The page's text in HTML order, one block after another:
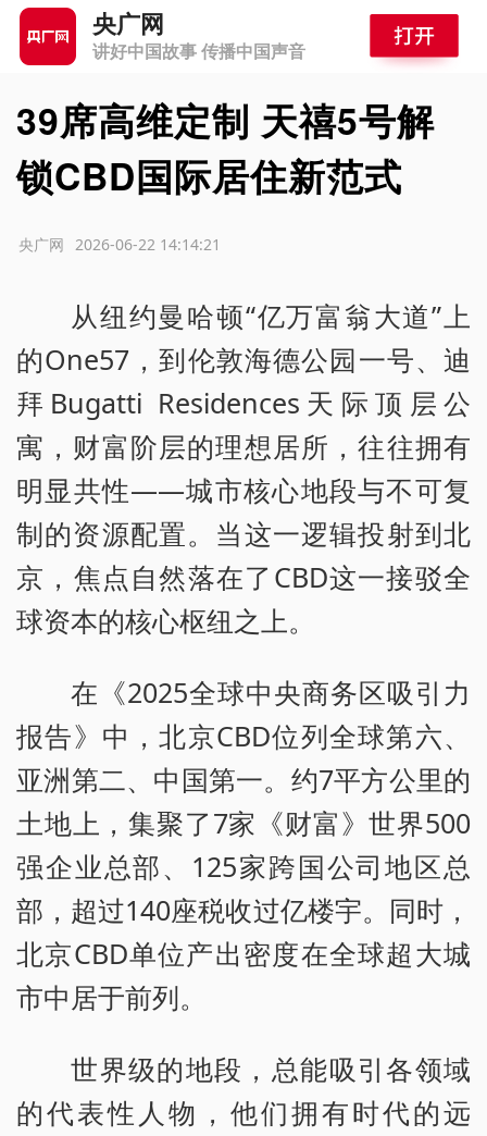
央广网
讲好中国故事 传播中国声音
39席高维定制 天禧5号解
锁CBD国际居住新范式
2026-06-22 14:14:21
央广网
从纽约曼哈顿“亿万富翁大道”上
的One57，到伦敦海德公园一号、迪
拜Bugatti Residences天际顶层公
寓，财富阶层的理想居所，往往拥有
明显共性——城市核心地段与不可复
制的资源配置。当这一逻辑投射到北
京，焦点自然落在了CBD这一接驳全
球资本的核心枢纽之上。
在《2025全球中央商务区吸引力
报告》中，北京CBD位列全球第六、
亚洲第二、中国第一。约7平方公里的
土地上，集聚了7家《财富》世界500
强企业总部、125家跨国公司地区总
部，超过140座税收过亿楼宇。同时，
北京CBD单位产出密度在全球超大城
市中居于前列。
世界级的地段，总能吸引各领域
的代表性人物，他们拥有时代的远